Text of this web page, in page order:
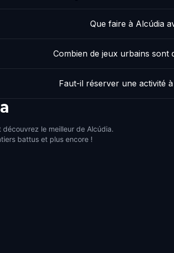
Que faire à Alcúdia
Combien de jeux urbains sont
Faut-il réserver une activité
le meilleur de Alcúdia.
battus et plus encore !